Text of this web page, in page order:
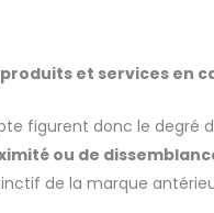
et services en
figurent donc le degré
ou de
de la marque